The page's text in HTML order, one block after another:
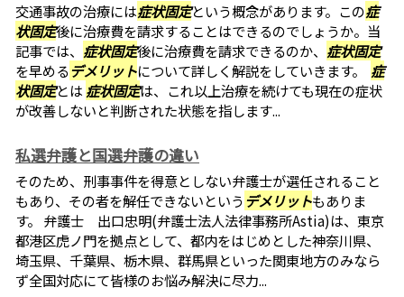
交通事故の治療には症状固定という概念があります。この症
状固定後に治療費を請求することはできるのでしょうか。当
記事では、 症状固定後に治療費を請求できるのか、 症状固定
を早めるデメリットについて詳しく解説をしていきます。 症
状固定とは 症状固定は、これ以上治療を続けても現在の症状
が改善しないと判断された状態を指します...
私選弁護と国選弁護の違い
そのため、刑事事件を得意としない弁護士が選任されること
もあり、その者を解任できないというデメリットもありま
す。 弁護士 出口忠明(弁護士法人法律事務所Astia)は、東京
都港区虎ノ門を拠点として、都内をはじめとした神奈川県、
埼玉県、千葉県、栃木県、群馬県といった関東地方のみなら
ず全国対応にて皆様のお悩み解決に尽力...